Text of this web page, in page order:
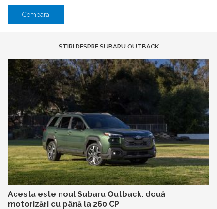
Compara
STIRI DESPRE SUBARU OUTBACK
Acesta este noul Subaru Outback: două
motorizări cu până la 260 CP